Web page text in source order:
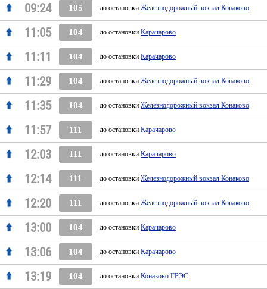
09:24 105 до остановки Железнодорожный вокзал Конаково
11:05 104 до остановки Карачарово
11:11 104 до остановки Карачарово
11:29 104 до остановки Железнодорожный вокзал Конаково
11:35 104 до остановки Железнодорожный вокзал Конаково
11:57 111 до остановки Карачарово
12:03 111 до остановки Карачарово
12:14 111 до остановки Железнодорожный вокзал Конаково
12:20 111 до остановки Железнодорожный вокзал Конаково
13:00 104 до остановки Карачарово
13:06 104 до остановки Карачарово
13:19 104 до остановки Конаково ГРЭС